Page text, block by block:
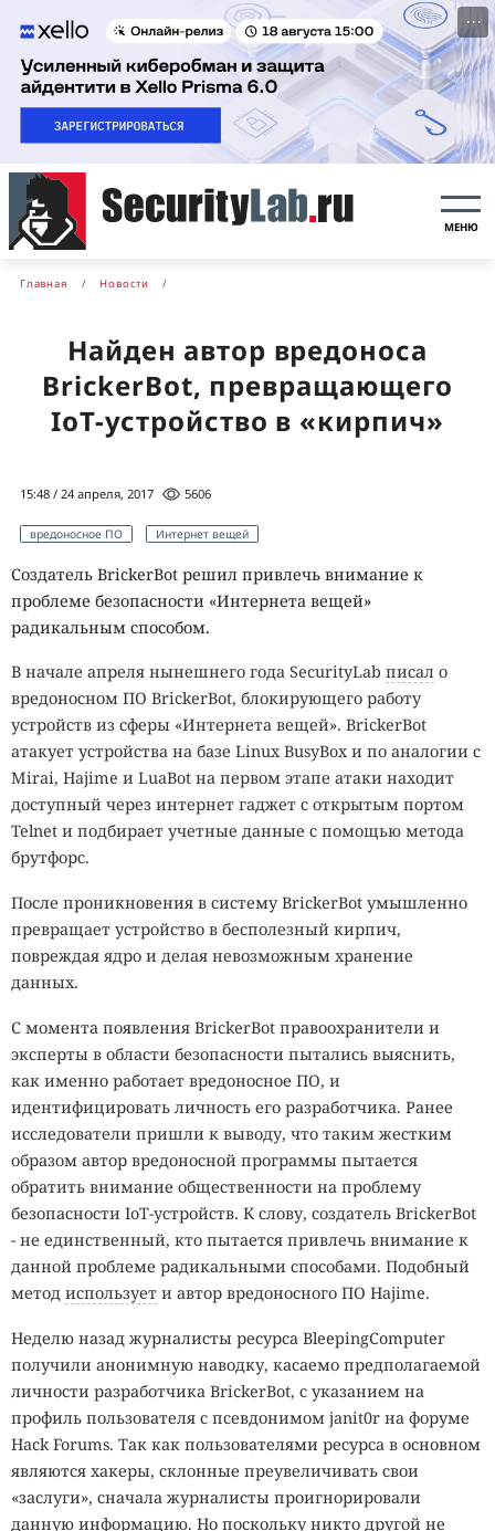
···
МЕНЮ
Главная Новости
Найден автор вредоноса
BrickerBot, превращающего
IoT-устройство в «кирпич»
15:48 / 24 апреля, 2017 5606
вредоносное ПО Интернет вещей
Создатель BrickerBot решил привлечь внимание к
проблеме безопасности «Интернета вещей»
радикальным способом.
В начале апреля нынешнего года SecurityLab писал о
вредоносном ПО BrickerBot, блокирующего работу
устройств из сферы «Интернета вещей». BrickerBot
атакует устройства на базе Linux BusyBox и по аналогии с
Mirai, Hajime и LuaBot на первом этапе атаки находит
доступный через интернет гаджет с открытым портом
Telnet и подбирает учетные данные с помощью метода
брутфорс.
После проникновения в систему BrickerBot умышленно
превращает устройство в бесполезный кирпич,
повреждая ядро и делая невозможным хранение
данных.
С момента появления BrickerBot правоохранители и
эксперты в области безопасности пытались выяснить,
как именно работает вредоносное ПО, и
идентифицировать личность его разработчика. Ранее
исследователи пришли к выводу, что таким жестким
образом автор вредоносной программы пытается
обратить внимание общественности на проблему
безопасности IoT-устройств. К слову, создатель BrickerBot
- не единственный, кто пытается привлечь внимание к
данной проблеме радикальными способами. Подобный
метод использует и автор вредоносного ПО Hajime.
Неделю назад журналисты ресурса BleepingComputer
получили анонимную наводку, касаемо предполагаемой
личности разработчика BrickerBot, с указанием на
профиль пользователя с псевдонимом janit0r на форуме
Hack Forums. Так как пользователями ресурса в основном
являются хакеры, склонные преувеличивать свои
«заслуги», сначала журналисты проигнорировали
данную информацию. Но поскольку никто другой не